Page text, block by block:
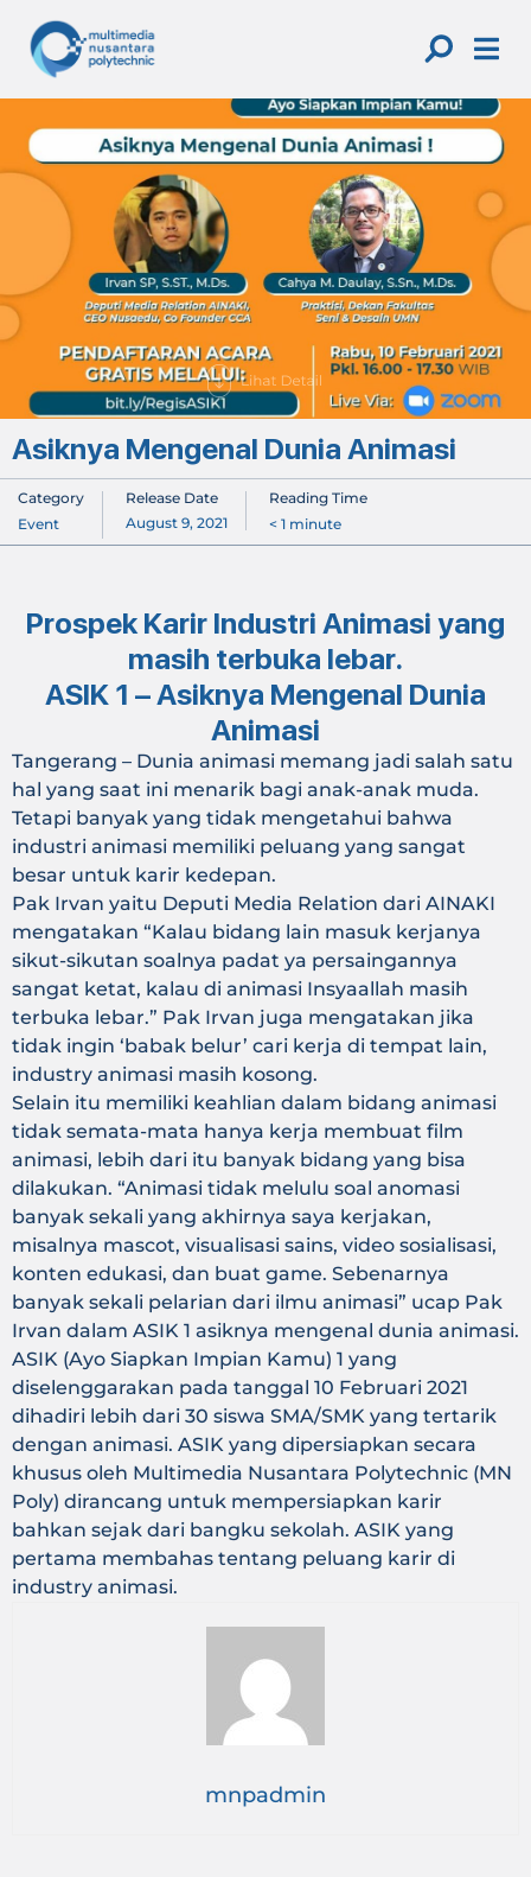
content
Asiknya Mengenal Dunia Animasi
Category
Event
Release Date
August 9, 2021
Reading Time
< 1 minute
Prospek Karir Industri Animasi yang
masih terbuka lebar.
ASIK 1 – Asiknya Mengenal Dunia
Animasi
Tangerang – Dunia animasi memang jadi salah satu
hal yang saat ini menarik bagi anak-anak muda.
Tetapi banyak yang tidak mengetahui bahwa
industri animasi memiliki peluang yang sangat
besar untuk karir kedepan.
Pak Irvan yaitu Deputi Media Relation dari AINAKI
mengatakan “Kalau bidang lain masuk kerjanya
sikut-sikutan soalnya padat ya persaingannya
sangat ketat, kalau di animasi Insyaallah masih
terbuka lebar.” Pak Irvan juga mengatakan jika
tidak ingin ‘babak belur’ cari kerja di tempat lain,
industry animasi masih kosong.
Selain itu memiliki keahlian dalam bidang animasi
tidak semata-mata hanya kerja membuat film
animasi, lebih dari itu banyak bidang yang bisa
dilakukan. “Animasi tidak melulu soal anomasi
banyak sekali yang akhirnya saya kerjakan,
misalnya mascot, visualisasi sains, video sosialisasi,
konten edukasi, dan buat game. Sebenarnya
banyak sekali pelarian dari ilmu animasi” ucap Pak
Irvan dalam ASIK 1 asiknya mengenal dunia animasi.
ASIK (Ayo Siapkan Impian Kamu) 1 yang
diselenggarakan pada tanggal 10 Februari 2021
dihadiri lebih dari 30 siswa SMA/SMK yang tertarik
dengan animasi. ASIK yang dipersiapkan secara
khusus oleh Multimedia Nusantara Polytechnic (MN
Poly) dirancang untuk mempersiapkan karir
bahkan sejak dari bangku sekolah. ASIK yang
pertama membahas tentang peluang karir di
industry animasi.
mnpadmin